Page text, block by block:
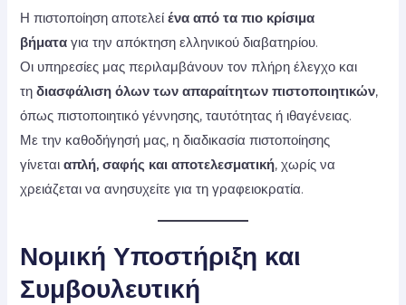
Η πιστοποίηση αποτελείένα από τα πιο κρίσιμα
βήματα για την απόκτηση ελληνικού διαβατηρίου.
Οι υπηρεσίες μας περιλαμβάνουν τον πλήρη έλεγχο και
τηδιασφάλιση όλων των απαραίτητων πιστοποιητικών,
όπως πιστοποιητικό γέννησης, ταυτότητας ή ιθαγένειας.
Με την καθοδήγησή μας, η διαδικασία πιστοποίησης
γίνεταιαπλή, σαφής και αποτελεσματική, χωρίς να
χρειάζεται να ανησυχείτε για τη γραφειοκρατία.
Νομική Υποστήριξη και
Συμβουλευτική